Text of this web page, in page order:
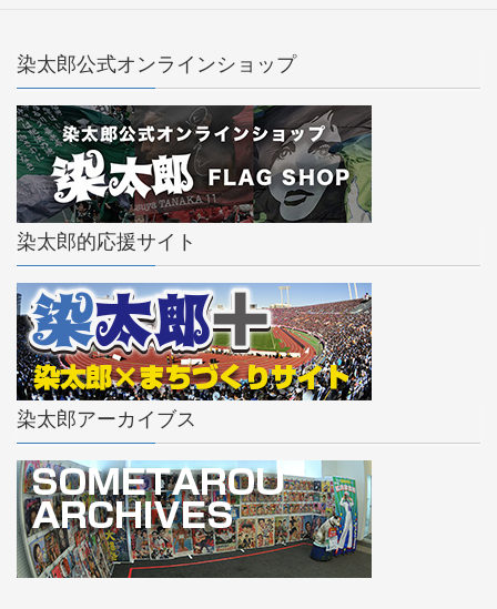
染太郎公式オンラインショップ
染太郎的応援サイト
染太郎アーカイブス